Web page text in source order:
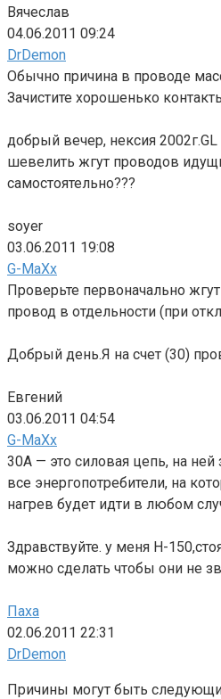
Вячеслав
04.06.2011 09:24
DrDemon
Обычно причина в проводе
Зачистите хорошенько
добрый вечер, нексия
шевелить жгут проводов
самостоятельно???
soyer
03.06.2011 19:08
G-MaXx
Проверьте первоначально
провод в отдельности (при
Добрый день.Я на счет (30)
Евгений
03.06.2011 04:54
G-MaXx
30А — это силовая цепь, на
все энергопотребители, на
нагрев будет идти в любом
Здравствуйте. у меня Н-
можно сделать чтобы они не
Паха
02.06.2011 22:31
DrDemon
Причины могут быть